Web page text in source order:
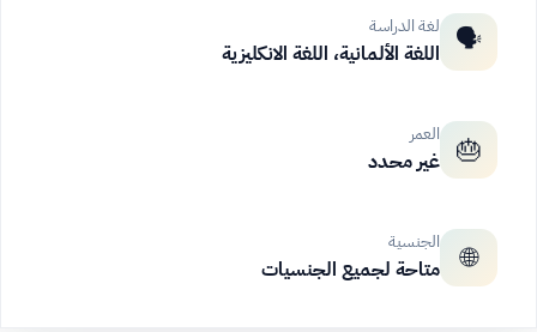
🗣️ لغة الدراسة
اللغة الألمانية، اللغة الانكليزية
🎂 العمر
غير محدد
🌐 الجنسية
متاحة لجميع الجنسيات